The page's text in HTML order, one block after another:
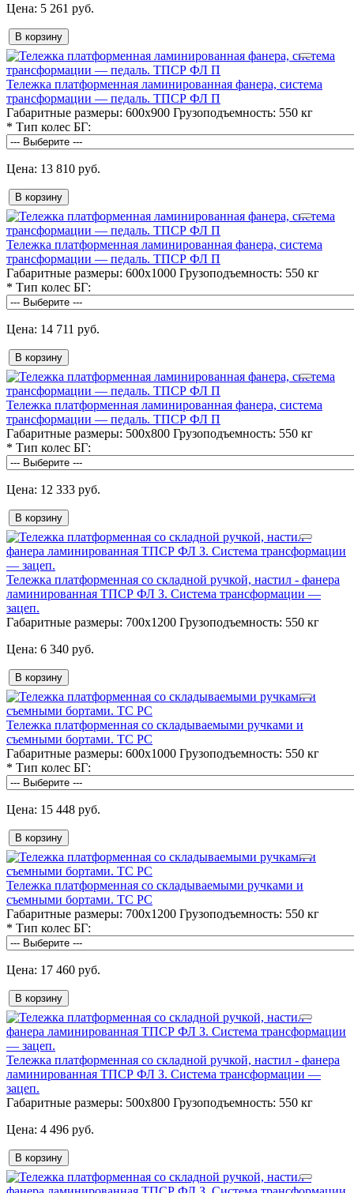
5 261 руб.
В корзину
Тележка платформенная ламинированная фанера, система
трансформации — педаль. ТПСР ФЛ П
Габаритные размеры: 600х900 Грузоподъемность: 550 кг
* Тип колес БГ:
13 810 руб.
В корзину
Тележка платформенная ламинированная фанера, система
трансформации — педаль. ТПСР ФЛ П
Габаритные размеры: 600х1000 Грузоподъемность: 550 кг
* Тип колес БГ:
14 711 руб.
В корзину
Тележка платформенная ламинированная фанера, система
трансформации — педаль. ТПСР ФЛ П
Габаритные размеры: 500х800 Грузоподъемность: 550 кг
* Тип колес БГ:
12 333 руб.
В корзину
Тележка платформенная со складной ручкой, настил - фанера
ламинированная ТПСР ФЛ З. Система трансформации —
зацеп.
Габаритные размеры: 700х1200 Грузоподъемность: 550 кг
6 340 руб.
В корзину
Тележка платформенная со складываемыми ручками и
съемными бортами. ТС РС
Габаритные размеры: 600х1000 Грузоподъемность: 550 кг
* Тип колес БГ:
15 448 руб.
В корзину
Тележка платформенная со складываемыми ручками и
съемными бортами. ТС РС
Габаритные размеры: 700х1200 Грузоподъемность: 550 кг
* Тип колес БГ:
17 460 руб.
В корзину
Тележка платформенная со складной ручкой, настил - фанера
ламинированная ТПСР ФЛ З. Система трансформации —
зацеп.
Габаритные размеры: 500х800 Грузоподъемность: 550 кг
4 496 руб.
В корзину